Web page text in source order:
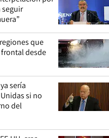
seguir
que
desde
sería
si no
del